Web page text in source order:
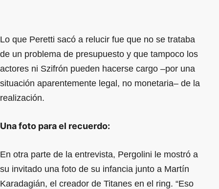
Lo que Peretti sacó a relucir fue que no se trataba
de un problema de presupuesto y que tampoco los
actores ni Szifrón pueden hacerse cargo –por una
situación aparentemente legal, no monetaria– de la
realización.
Una foto para el recuerdo:
En otra parte de la entrevista, Pergolini le mostró a
su invitado una foto de su infancia junto a Martín
Karadagián, el creador de Titanes en el ring. “Eso